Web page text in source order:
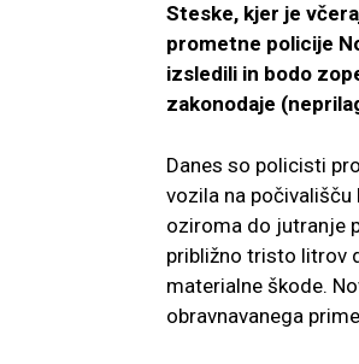
Steske, kjer je
prometne policije
izsledili in bodo
zakonodaje
Danes so policisti
vozila na počivališču
oziroma do jutranje
približno tristo litrov
materialne škode.
obravnavanega